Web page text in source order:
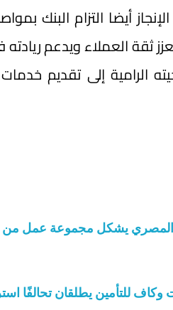
أيضا التزام البنك
ثقة العملاء ويدعم
الرامية إلى تقديم
يشكل مجموعة عمل من
للتأمين يطلقان تحالفًا